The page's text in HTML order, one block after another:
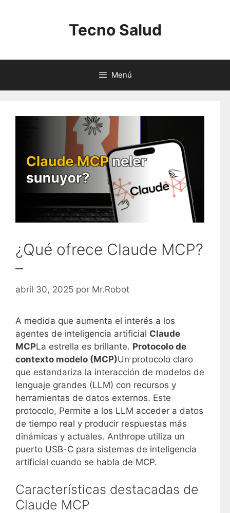
Tecno Salud
Menú
¿Qué ofrece Claude MCP?
–
abril 30, 2025 por Mr.Robot
A medida que aumenta el interés a los
agentes de inteligencia artificial Claude
MCPLa estrella es brillante. Protocolo de
contexto modelo (MCP)Un protocolo claro
que estandariza la interacción de modelos de
lenguaje grandes (LLM) con recursos y
herramientas de datos externos. Este
protocolo, Permite a los LLM acceder a datos
de tiempo real y producir respuestas más
dinámicas y actuales. Anthrope utiliza un
puerto USB-C para sistemas de inteligencia
artificial cuando se habla de MCP.
Características destacadas de
Claude MCP